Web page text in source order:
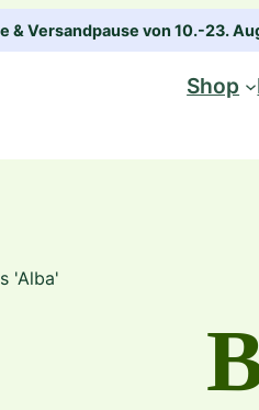
& Versandpause von 10.-23.
Shop
'Alba'